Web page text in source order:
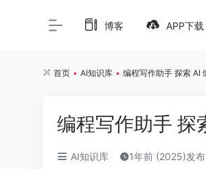
博客 APP下载
首页 • AI知识库 • 编程写作助手 探索 AI
编程写作助手 探
AI知识库 1年前 (2025)发布